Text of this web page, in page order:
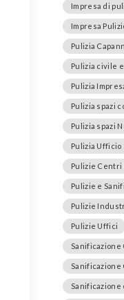
Impresa di
Impresa
Pulizia
Pulizia civile
Pulizia
Pulizia spazi
Pulizia spazi
Pulizia Ufficio
Pulizie Centri
Pulizie e
Pulizie
Pulizie Uffici
Sanificazione
Sanificazione
Sanificazione